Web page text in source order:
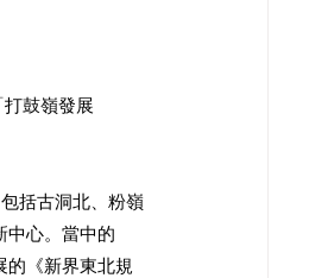
鼓嶺發展
括古洞北、粉嶺
中心。當中的
的《新界東北規